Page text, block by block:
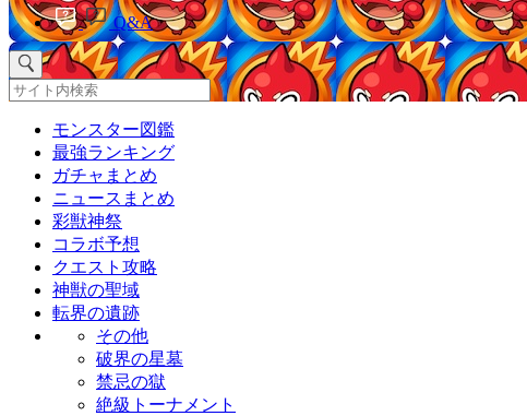
Q&A
モンスター図鑑
最強ランキング
ガチャまとめ
ニュースまとめ
彩獣神祭
コラボ予想
クエスト攻略
神獣の聖域
転界の遺跡
その他
破界の星墓
禁忌の獄
絶級トーナメント